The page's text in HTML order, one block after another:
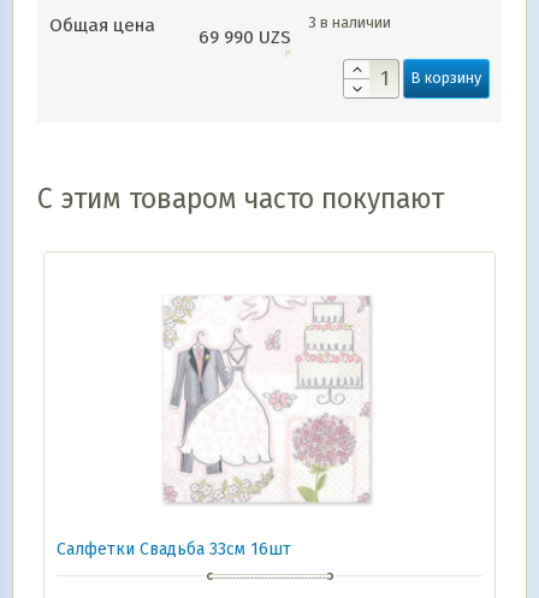
Общая цена
69 990 UZS
3 в наличии
В корзину
С этим товаром часто покупают
Салфетки Свадьба 33см 16шт